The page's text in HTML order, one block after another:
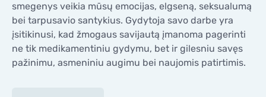
smegenys veikia mūsų emocijas, elgseną, seksualumą
bei tarpusavio santykius. Gydytoja savo darbe yra
įsitikinusi, kad žmogaus savijautą įmanoma pagerinti
ne tik medikamentiniu gydymu, bet ir gilesniu savęs
pažinimu, asmeniniu augimu bei naujomis patirtimis.